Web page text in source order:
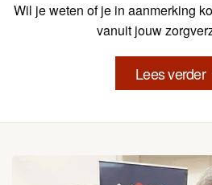
Wil je weten of je in aanmerking
vanuit jouw
Lees verder